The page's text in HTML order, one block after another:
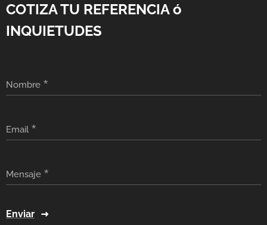
COTIZA TU REFERENCIA ó
INQUIETUDES
Nombre
Email
Mensaje
Enviar